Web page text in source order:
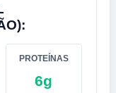
PROTEÍNAS
6g